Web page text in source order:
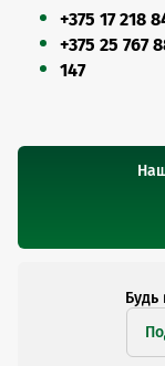
+375 17 218
+375 25 767
147
Будь